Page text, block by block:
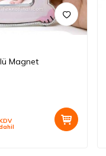
Magnet